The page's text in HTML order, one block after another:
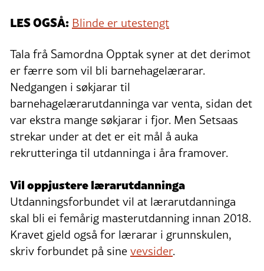
LES OGSÅ: Blinde er utestengt
Tala frå Samordna Opptak syner at det derimot
er færre som vil bli barnehagelærarar.
Nedgangen i søkjarar til
barnehagelærarutdanninga var venta, sidan det
var ekstra mange søkjarar i fjor. Men Setsaas
strekar under at det er eit mål å auka
rekrutteringa til utdanninga i åra framover.
Vil oppjustere lærarutdanninga
Utdanningsforbundet vil at lærarutdanninga
skal bli ei femårig masterutdanning innan 2018.
Kravet gjeld også for lærarar i grunnskulen,
skriv forbundet på sinevevsider.